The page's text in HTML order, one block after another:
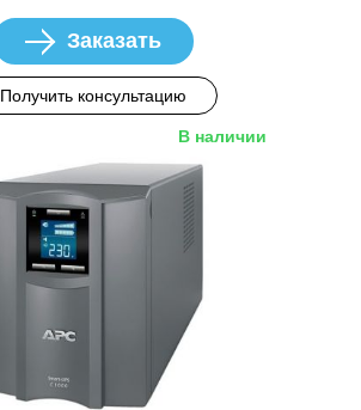
Заказать
Получить консультацию
В наличии